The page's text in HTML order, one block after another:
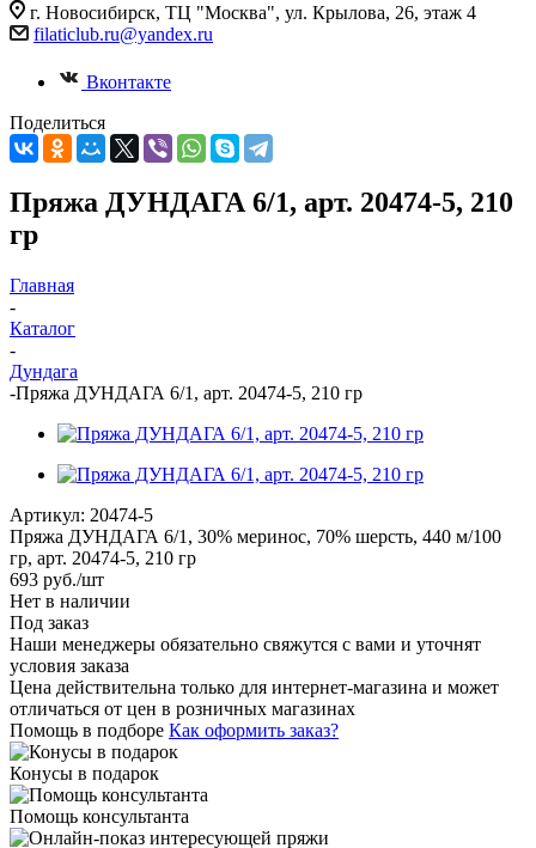
г. Новосибирск, ТЦ "Москва", ул. Крылова, 26, этаж 4
filaticlub.ru@yandex.ru
Вконтакте
Поделиться
Пряжа ДУНДАГА 6/1, арт. 20474-5, 210
гр
Главная
-
Каталог
-
Дундага
-Пряжа ДУНДАГА 6/1, арт. 20474-5, 210 гр
Артикул: 20474-5
Пряжа ДУНДАГА 6/1, 30% меринос, 70% шерсть, 440 м/100
гр, арт. 20474-5, 210 гр
693 руб./шт
Нет в наличии
Под заказ
Наши менеджеры обязательно свяжутся с вами и уточнят
условия заказа
Цена действительна только для интернет-магазина и может
отличаться от цен в розничных магазинах
Помощь в подборе Как оформить заказ?
Конусы в подарок
Помощь консультанта